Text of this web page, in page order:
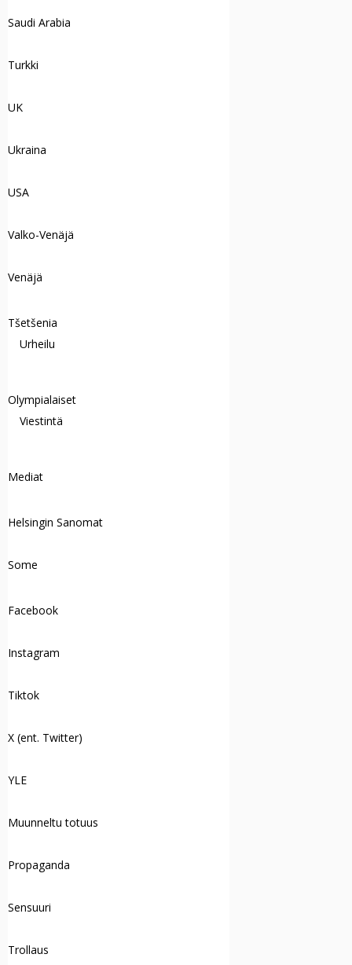
Saudi Arabia
Turkki
UK
Ukraina
USA
Valko-Venäjä
Venäjä
Tšetšenia
Urheilu
Olympialaiset
Viestintä
Mediat
Helsingin Sanomat
Some
Facebook
Instagram
Tiktok
X (ent. Twitter)
YLE
Muunneltu totuus
Propaganda
Sensuuri
Trollaus